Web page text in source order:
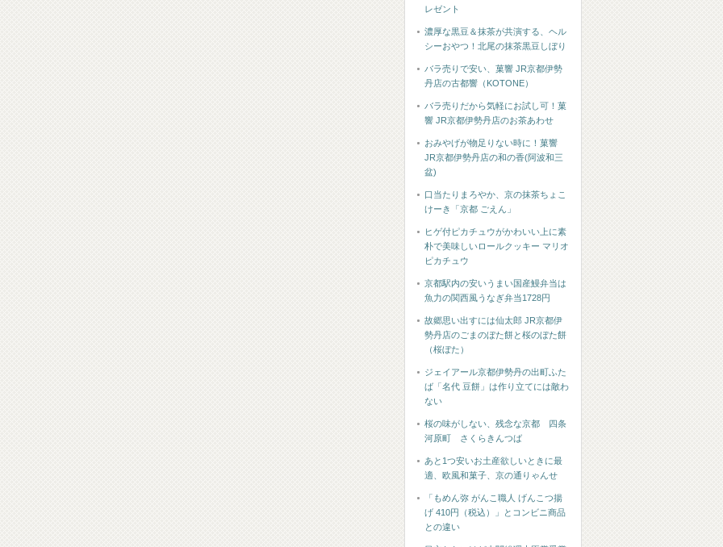
レゼント
濃厚な黒豆＆抹茶が共演する、ヘル
シーおやつ！北尾の抹茶黒豆しぼり
バラ売りで安い、菓響 JR京都伊勢
丹店の古都響（KOTONE）
バラ売りだから気軽にお試し可！菓
響 JR京都伊勢丹店のお茶あわせ
おみやげが物足りない時に！菓響
JR京都伊勢丹店の和の香(阿波和三
盆)
口当たりまろやか、京の抹茶ちょこ
けーき「京都 ごえん」
ヒゲ付ピカチュウがかわいい上に素
朴で美味しいロールクッキー マリオ
ピカチュウ
京都駅内の安いうまい国産鰻弁当は
魚力の関西風うなぎ弁当1728円
故郷思い出すには仙太郎 JR京都伊
勢丹店のごまのぼた餅と桜のぼた餅
（桜ぼた）
ジェイアール京都伊勢丹の出町ふた
ば「名代 豆餅」は作り立てには敵わ
ない
桜の味がしない、残念な京都 四条
河原町 さくらきんつば
あと1つ安いお土産欲しいときに最
適、欧風和菓子、京の通りゃんせ
「もめん弥 がんこ職人 げんこつ揚
げ 410円（税込）」とコンビニ商品
との違い